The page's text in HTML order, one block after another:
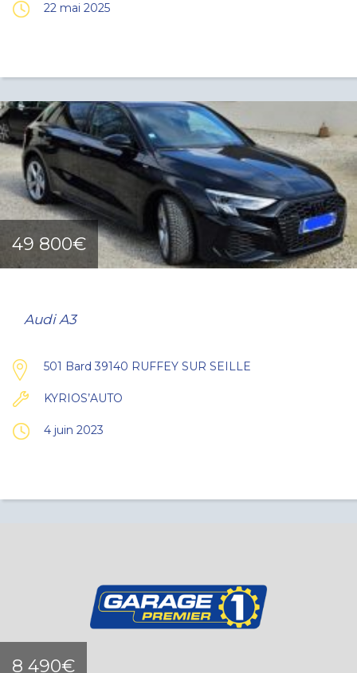
22 mai 2025
49 800€
Audi A3
501 Bard 39140 RUFFEY SUR SEILLE
KYRIOS’AUTO
4 juin 2023
8 490€